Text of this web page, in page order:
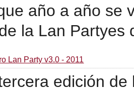
año a año se
la Lan Partyes
Lan Party v3.0 - 2011
edición